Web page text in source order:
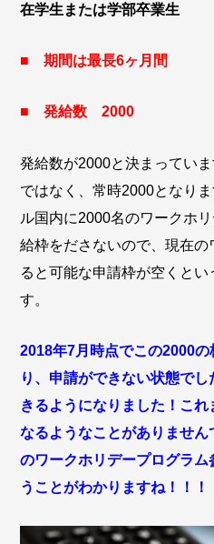
在学生または学部卒業生
■ 期間は最長6ヶ月間
■ 発給数 2000
発給数が2000と決まってい
ではなく、常時2000となり
ル国内に2000名のワークホ
給枠をださないので、現在
ると可能な申請枠が空くとい
す。
2018年7月時点でこの2000
り、申請ができない状態で
きるようになりました！こ
なるようなことがありませ
のワークホリデープログラ
うことがわかりますね！！！